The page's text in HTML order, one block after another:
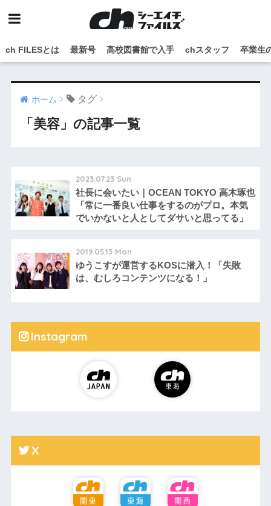
ch FILESとは 最新号 高校図書館で入手 chスタッフ 卒業生
ホーム タグ
「美容」の記事一覧
2023.07.23 Sun
社長に会いたい｜OCEAN TOKYO 高木琢也
「常に一番良い仕事をするのがプロ。本気
でいかないと人としてダサいと思ってる」
2019.05.13 Mon
ゆうこすが運営するKOSに潜入！「失敗
は、むしろコンテンツになる！」
Instagram
X